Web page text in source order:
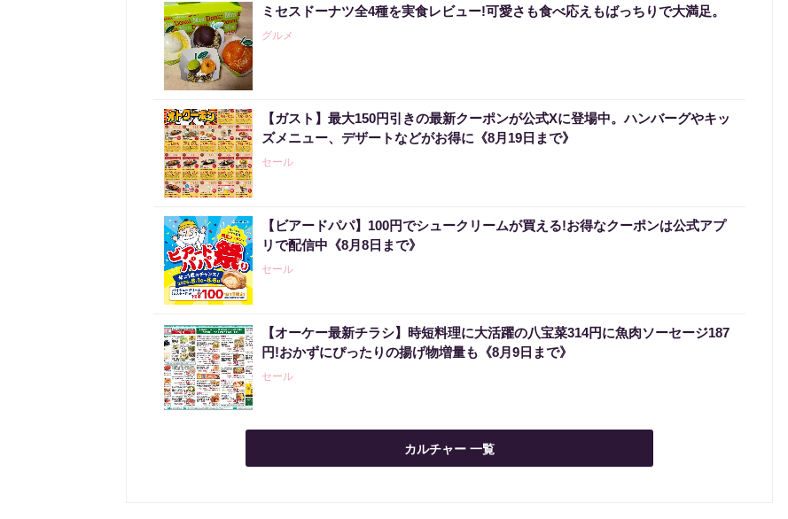
ミセスドーナツ全4種を実食レビュー!可愛さも食べ応えもばっちりで大満足。
グルメ
【ガスト】最大150円引きの最新クーポンが公式Xに登場中。ハンバーグやキッ
ズメニュー、デザートなどがお得に《8月19日まで》
セール
【ビアードパパ】100円でシュークリームが買える!お得なクーポンは公式アプ
リで配信中《8月8日まで》
セール
【オーケー最新チラシ】時短料理に大活躍の八宝菜314円に魚肉ソーセージ187
円!おかずにぴったりの揚げ物増量も《8月9日まで》
セール
カルチャー 一覧